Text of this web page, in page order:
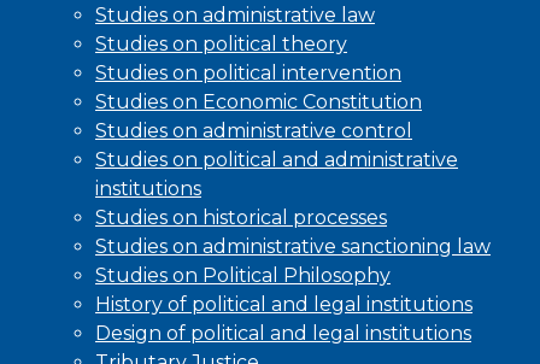
Studies on administrative law
Studies on political theory
Studies on political intervention
Studies on Economic Constitution
Studies on administrative control
Studies on political and administrative
institutions
Studies on historical processes
Studies on administrative sanctioning law
Studies on Political Philosophy
History of political and legal institutions
Design of political and legal institutions